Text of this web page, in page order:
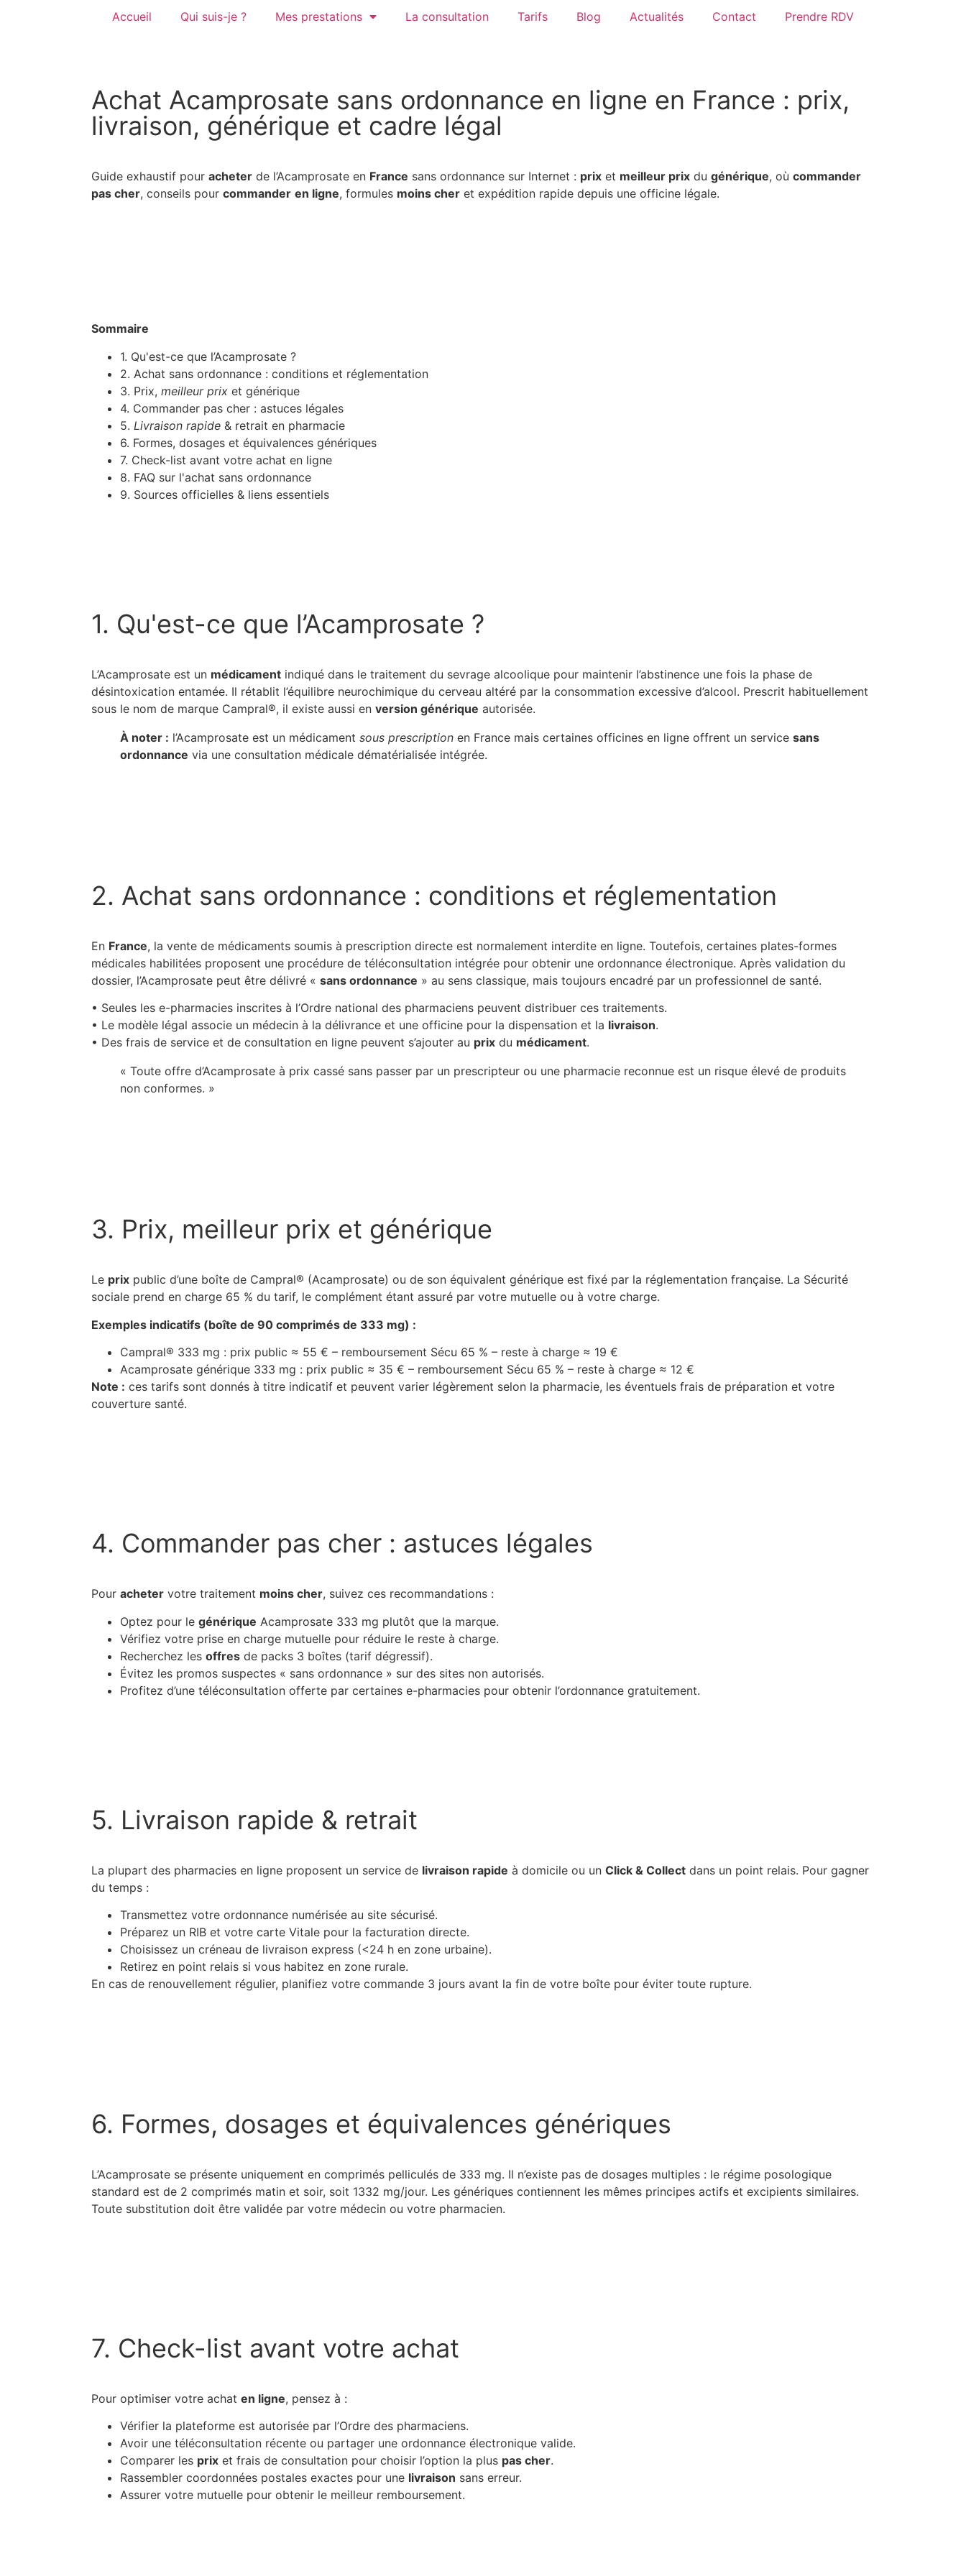
Accueil Qui suis-je ? Mes prestations La consultation Tarifs Blog Actualités Contact Prendre RDV
Achat Acamprosate sans ordonnance en ligne en France : prix,
livraison, générique et cadre légal
Guide exhaustif pour acheter de l’Acamprosate en France sans ordonnance sur Internet : prix et meilleur prix du générique, où commander
pas cher, conseils pour commander en ligne, formules moins cher et expédition rapide depuis une officine légale.
Sommaire
1. Qu'est-ce que l’Acamprosate ?
2. Achat sans ordonnance : conditions et réglementation
3. Prix, meilleur prix et générique
4. Commander pas cher : astuces légales
5. Livraison rapide & retrait en pharmacie
6. Formes, dosages et équivalences génériques
7. Check-list avant votre achat en ligne
8. FAQ sur l'achat sans ordonnance
9. Sources officielles & liens essentiels
1. Qu'est-ce que l’Acamprosate ?
L’Acamprosate est un médicament indiqué dans le traitement du sevrage alcoolique pour maintenir l’abstinence une fois la phase de
désintoxication entamée. Il rétablit l’équilibre neurochimique du cerveau altéré par la consommation excessive d’alcool. Prescrit habituellement
sous le nom de marque Campral®, il existe aussi en version générique autorisée.
À noter : l’Acamprosate est un médicament sous prescription en France mais certaines officines en ligne offrent un service sans
ordonnance via une consultation médicale dématérialisée intégrée.
2. Achat sans ordonnance : conditions et réglementation
En France, la vente de médicaments soumis à prescription directe est normalement interdite en ligne. Toutefois, certaines plates-formes
médicales habilitées proposent une procédure de téléconsultation intégrée pour obtenir une ordonnance électronique. Après validation du
dossier, l’Acamprosate peut être délivré « sans ordonnance » au sens classique, mais toujours encadré par un professionnel de santé.
• Seules les e-pharmacies inscrites à l’Ordre national des pharmaciens peuvent distribuer ces traitements.
• Le modèle légal associe un médecin à la délivrance et une officine pour la dispensation et la livraison.
• Des frais de service et de consultation en ligne peuvent s’ajouter au prix du médicament.
« Toute offre d’Acamprosate à prix cassé sans passer par un prescripteur ou une pharmacie reconnue est un risque élevé de produits
non conformes. »
3. Prix, meilleur prix et générique
Le prix public d’une boîte de Campral® (Acamprosate) ou de son équivalent générique est fixé par la réglementation française. La Sécurité
sociale prend en charge 65 % du tarif, le complément étant assuré par votre mutuelle ou à votre charge.
Exemples indicatifs (boîte de 90 comprimés de 333 mg) :
Campral® 333 mg : prix public ≈ 55 € – remboursement Sécu 65 % – reste à charge ≈ 19 €
Acamprosate générique 333 mg : prix public ≈ 35 € – remboursement Sécu 65 % – reste à charge ≈ 12 €
Note : ces tarifs sont donnés à titre indicatif et peuvent varier légèrement selon la pharmacie, les éventuels frais de préparation et votre
couverture santé.
4. Commander pas cher : astuces légales
Pour acheter votre traitement moins cher, suivez ces recommandations :
Optez pour le générique Acamprosate 333 mg plutôt que la marque.
Vérifiez votre prise en charge mutuelle pour réduire le reste à charge.
Recherchez les offres de packs 3 boîtes (tarif dégressif).
Évitez les promos suspectes « sans ordonnance » sur des sites non autorisés.
Profitez d’une téléconsultation offerte par certaines e-pharmacies pour obtenir l’ordonnance gratuitement.
5. Livraison rapide & retrait
La plupart des pharmacies en ligne proposent un service de livraison rapide à domicile ou un Click & Collect dans un point relais. Pour gagner
du temps :
Transmettez votre ordonnance numérisée au site sécurisé.
Préparez un RIB et votre carte Vitale pour la facturation directe.
Choisissez un créneau de livraison express (<24 h en zone urbaine).
Retirez en point relais si vous habitez en zone rurale.
En cas de renouvellement régulier, planifiez votre commande 3 jours avant la fin de votre boîte pour éviter toute rupture.
6. Formes, dosages et équivalences génériques
L’Acamprosate se présente uniquement en comprimés pelliculés de 333 mg. Il n’existe pas de dosages multiples : le régime posologique
standard est de 2 comprimés matin et soir, soit 1332 mg/jour. Les génériques contiennent les mêmes principes actifs et excipients similaires.
Toute substitution doit être validée par votre médecin ou votre pharmacien.
7. Check-list avant votre achat
Pour optimiser votre achat en ligne, pensez à :
Vérifier la plateforme est autorisée par l’Ordre des pharmaciens.
Avoir une téléconsultation récente ou partager une ordonnance électronique valide.
Comparer les prix et frais de consultation pour choisir l’option la plus pas cher.
Rassembler coordonnées postales exactes pour une livraison sans erreur.
Assurer votre mutuelle pour obtenir le meilleur remboursement.